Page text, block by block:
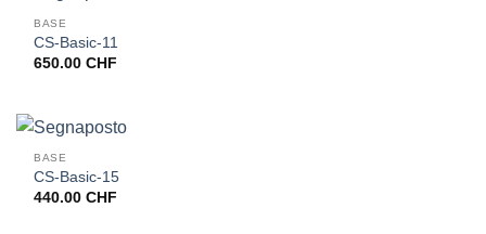
BASE
CS-Basic-11
650.00CHF
BASE
CS-Basic-15
440.00CHF